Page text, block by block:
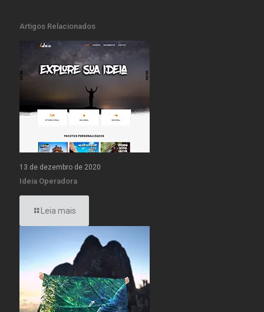
Artigos Relacionados
13 de dezembro de 2020
Ideia Operadora
Leia mais